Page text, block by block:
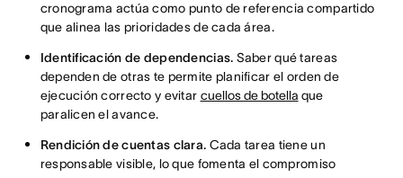
cronograma actúa como punto de referencia compartido
que alinea las prioridades de cada área.
Identificación de dependencias. Saber qué tareas
dependen de otras te permite planificar el orden de
ejecución correcto y evitar cuellos de botella que
paralicen el avance.
Rendición de cuentas clara. Cada tarea tiene un
responsable visible, lo que fomenta el compromiso